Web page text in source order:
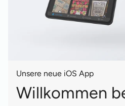
Unsere neue iOS App
Willkommen